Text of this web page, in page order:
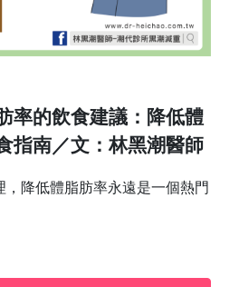
率的飲食建議：降低體
指南／文：林黑潮醫師
降低體脂肪率永遠是一個熱門